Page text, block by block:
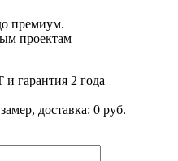
премиум.
проектам —
и гарантия 2 года
доставка: 0 руб.